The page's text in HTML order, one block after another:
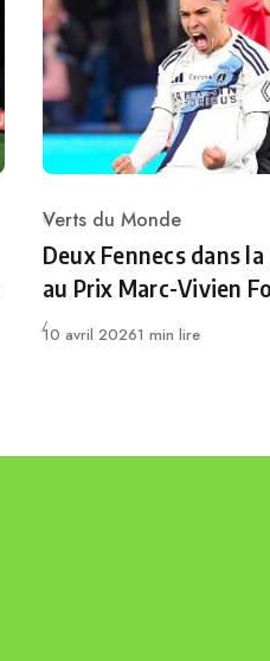
Category
Verts du Monde
Deux Fennecs dans
au Prix Marc-Vivien
Publié
10 avril 20261 min lire